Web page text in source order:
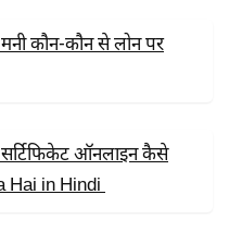
मनी कौन-कौन से लोन पर
सर्टिफिकेट ऑनलाइन कैसे
Hai in Hindi